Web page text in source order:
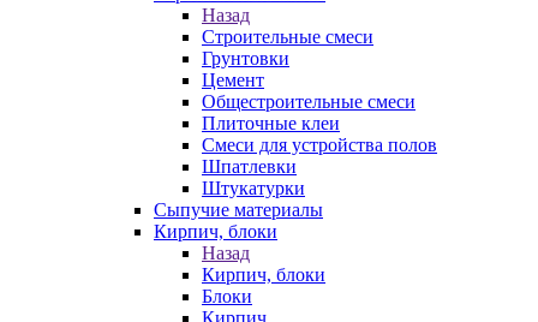
Назад
Строительные смеси
Грунтовки
Цемент
Общестроительные смеси
Плиточные клеи
Смеси для устройства полов
Шпатлевки
Штукатурки
Сыпучие материалы
Кирпич, блоки
Назад
Кирпич, блоки
Блоки
Кирпич